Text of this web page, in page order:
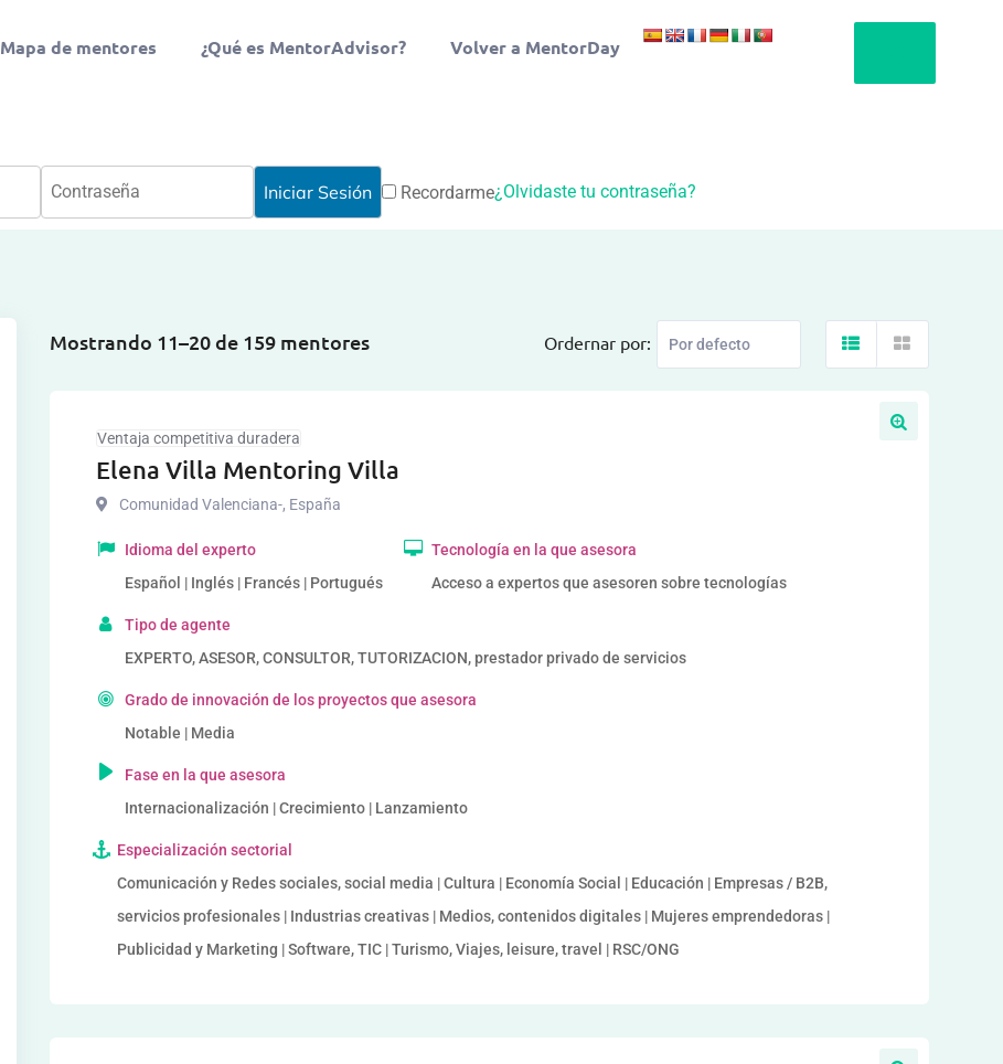
Mapa de mentores ¿Qué es MentorAdvisor? Volver a MentorDay
Recordarme¿Olvidaste tu contraseña?
Mostrando 11–20 de 159 mentores Ordernar por:
Ventaja competitiva duradera
Elena Villa Mentoring Villa
Comunidad Valenciana-, España
Idioma del experto
Español | Inglés | Francés | Portugués
Tecnología en la que asesora
Acceso a expertos que asesoren sobre tecnologías
Tipo de agente
EXPERTO, ASESOR, CONSULTOR, TUTORIZACION, prestador privado de servicios
Grado de innovación de los proyectos que asesora
Notable | Media
Fase en la que asesora
Internacionalización | Crecimiento | Lanzamiento
Especialización sectorial
Comunicación y Redes sociales, social media | Cultura | Economía Social | Educación | Empresas / B2B,
servicios profesionales | Industrias creativas | Medios, contenidos digitales | Mujeres emprendedoras |
Publicidad y Marketing | Software, TIC | Turismo, Viajes, leisure, travel | RSC/ONG